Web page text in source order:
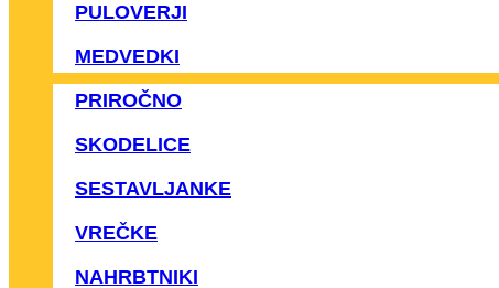
PULOVERJI
MEDVEDKI
PRIROČNO
SKODELICE
SESTAVLJANKE
VREČKE
NAHRBTNIKI